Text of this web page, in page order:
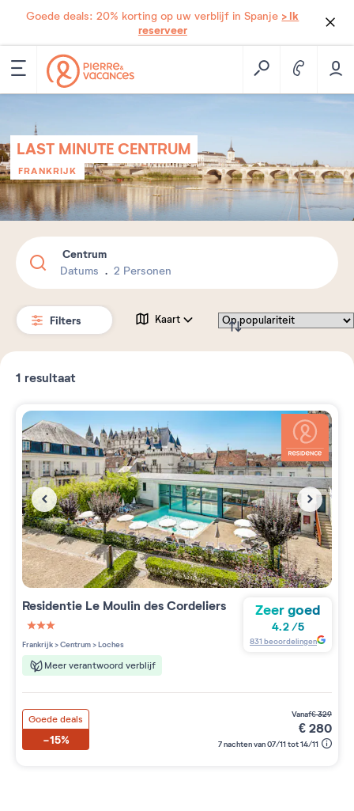
Goede deals: 20% korting op uw verblijf in Spanje > Ik
reserveer
LAST MINUTE CENTRUM
FRANKRIJK
Centrum
Datums 2 Personen
Filters Kaart
1 resultaat
Residentie Le Moulin des Cordeliers
3 étoiles sur 5
Frankrijk>Centrum>Loches
Meer verantwoord verblijf
Zeer goed
4.2/5
831 beoordelingen
Goede deals
-15%
vanaf€329
€280
7 nachten van 07/11 tot 14/11